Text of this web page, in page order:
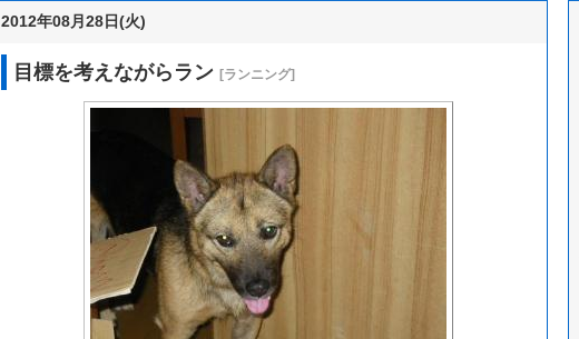
2012年08月28日(火)
目標を考えながらラン [ランニング]